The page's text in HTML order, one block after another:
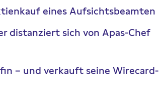
eines Aufsichtsbeamten
distanziert sich von Apas-Chef
– und verkauft seine Wirecard-